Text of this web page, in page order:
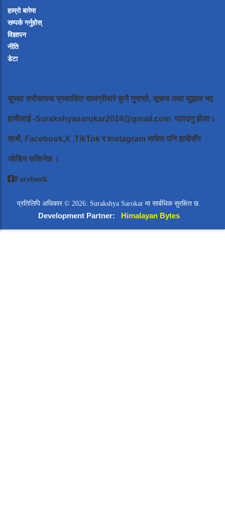
हाम्रो बारेमा
सम्पर्क गर्नुहोस्
विज्ञापन
नीति
डेटा
सुरक्षा सरोकारमा प्रकाशित सामग्रीबारे कुनै गुनासो, सूचना तथा सुझाव भए
हामीलाई-Surakshyasarokar2024@gmail.com पठाउनु होला।
साथै, Facebook,X ,TikTok र Instagram मार्फत पनि हामीसँग
जोडिन सकिनेछ ।
Facebook
प्रतिलिपि अधिकार © 2026: Surakshya Sarokar मा सार्बधिक सुरक्षित छ.
Development Partner: Himalayan Bytes